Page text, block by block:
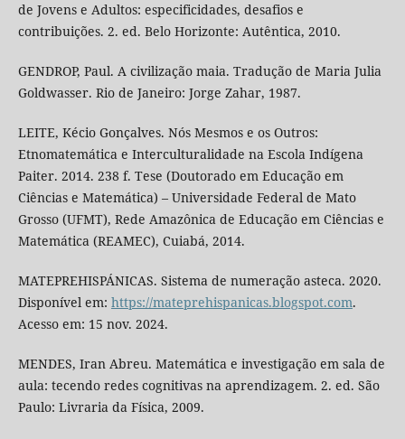
de Jovens e Adultos: especificidades, desafios e
contribuições. 2. ed. Belo Horizonte: Autêntica, 2010.
GENDROP, Paul. A civilização maia. Tradução de Maria Julia
Goldwasser. Rio de Janeiro: Jorge Zahar, 1987.
LEITE, Kécio Gonçalves. Nós Mesmos e os Outros:
Etnomatemática e Interculturalidade na Escola Indígena
Paiter. 2014. 238 f. Tese (Doutorado em Educação em
Ciências e Matemática) – Universidade Federal de Mato
Grosso (UFMT), Rede Amazônica de Educação em Ciências e
Matemática (REAMEC), Cuiabá, 2014.
MATEPREHISPÁNICAS. Sistema de numeração asteca. 2020.
Disponível em: https://mateprehispanicas.blogspot.com.
Acesso em: 15 nov. 2024.
MENDES, Iran Abreu. Matemática e investigação em sala de
aula: tecendo redes cognitivas na aprendizagem. 2. ed. São
Paulo: Livraria da Física, 2009.